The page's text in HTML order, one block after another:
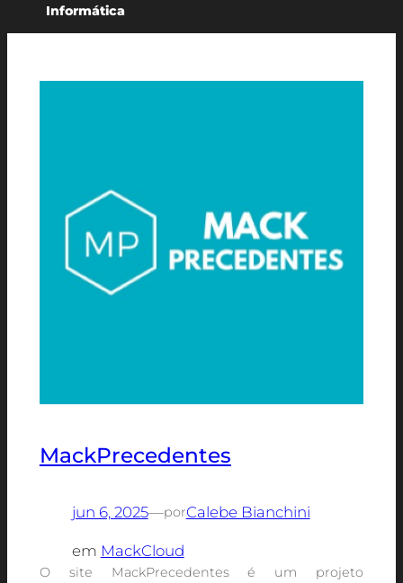
Informática
MackPrecedentes
jun 6, 2025—porCalebe Bianchini
em MackCloud
O site MackPrecedentes é um projeto